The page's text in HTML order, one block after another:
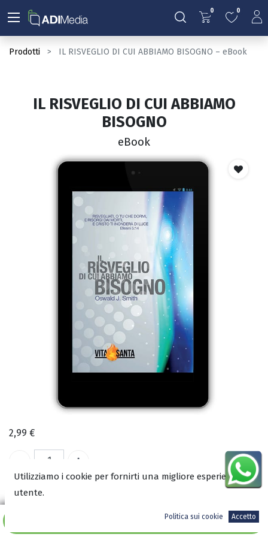
0 0
Prodotti IL RISVEGLIO DI CUI ABBIAMO BISOGNO – eBook
Aggiungi al carrello
IL RISVEGLIO DI CUI ABBIAMO
BISOGNO
eBook
2,99 €
COD: 2498
Utilizziamo i cookie per fornirti una migliore esperienza
utente.
Politica sui cookie Accetto